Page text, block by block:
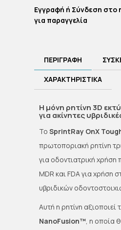
Εγγραφή ή Σύνδεση στο
για παραγγελία
ΠΕΡΙΓΡΑΦΉ
ΧΑΡΑΚΤΗΡΙΣΤΙΚΑ
Η μόνη ρητίνη 3D
για ακίνητες
To SprintRay OnX
πρωτοποριακή ρητίνη
για οδοντιατρική χρήση
MDR και FDA για χρήση
υβριδικών
Αυτή η ρητίνη αξιοποιεί
NanoFusion™, η οποία